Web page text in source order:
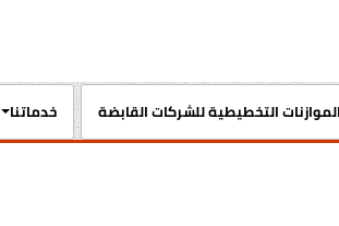
الموازنات التخطيطية للشركات القابضة خدماتنا